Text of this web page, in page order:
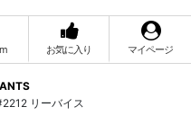
お気に入り マイページ
リーバイス